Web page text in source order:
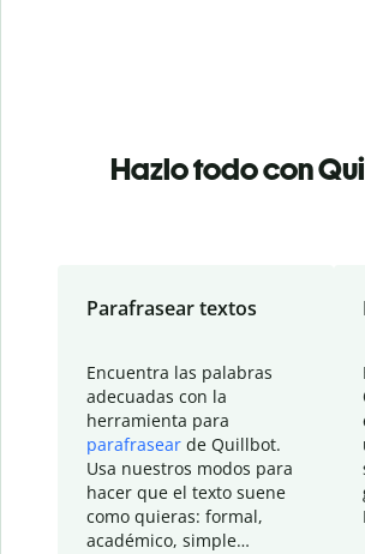
Hazlo todo con
Parafrasear textos
Encuentra las palabras
adecuadas con la
herramienta para
parafrasear de Quillbot.
Usa nuestros modos para
hacer que el texto suene
como quieras: formal,
académico, simple…